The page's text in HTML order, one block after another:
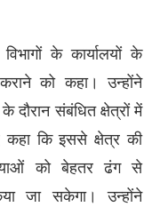
के कार्यालयों के
को कहा। उन्होंने
दौरान संबंधित क्षेत्रों में
कहा कि इससे क्षेत्र की
को बेहतर ढंग से
जा सकेगा। उन्होंने